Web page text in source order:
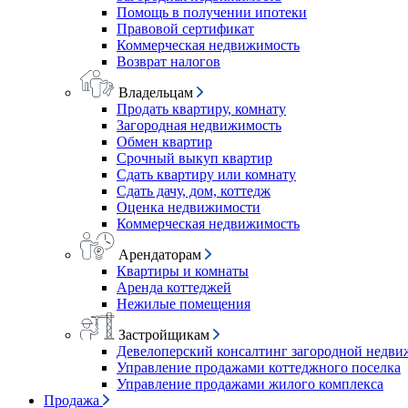
Помощь в получении ипотеки
Правовой сертификат
Коммерческая недвижимость
Возврат налогов
Владельцам
Продать квартиру, комнату
Загородная недвижимость
Обмен квартир
Срочный выкуп квартир
Сдать квартиру или комнату
Сдать дачу, дом, коттедж
Оценка недвижимости
Коммерческая недвижимость
Арендаторам
Квартиры и комнаты
Аренда коттеджей
Нежилые помещения
Застройщикам
Девелоперский консалтинг загородной
Управление продажами коттеджного поселка
Управление продажами жилого комплекса
Продажа